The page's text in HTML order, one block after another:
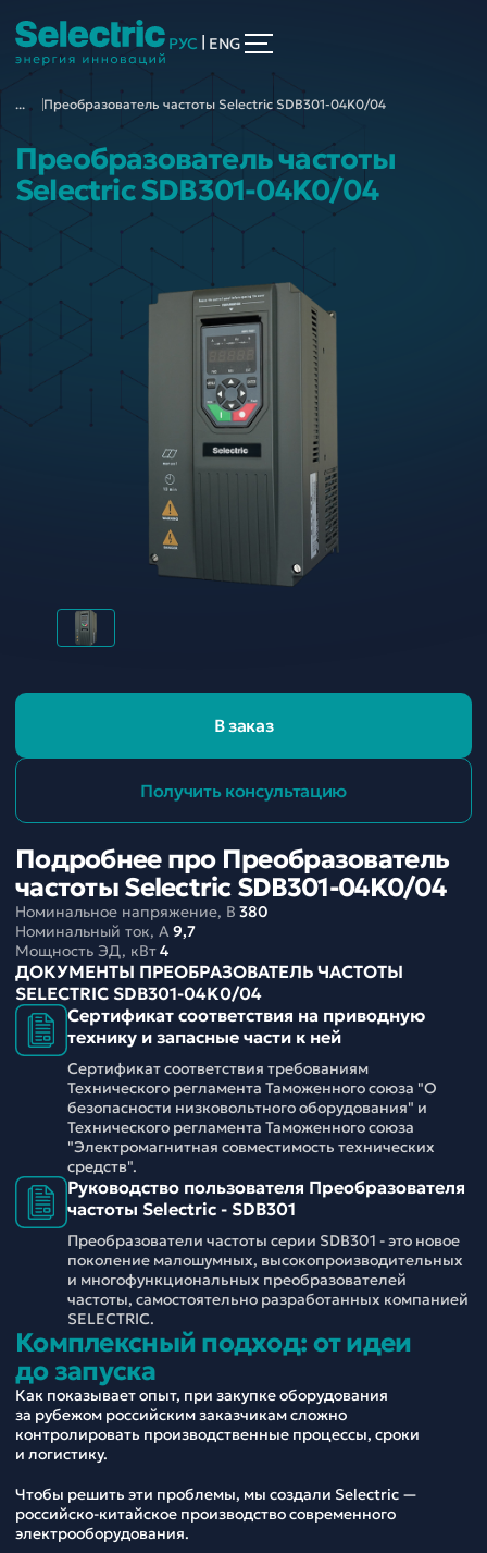
РУС ENG
... Преобразователь частоты Selectric SDB301-04K0/04
Преобразователь частоты
Selectric SDB301-04K0/04
В заказ
Получить консультацию
Подробнее про Преобразователь
частоты Selectric SDB301-04K0/04
Номинальное напряжение, В 380
Номинальный ток, A9,7
Мощность ЭД, кВт4
ДОКУМЕНТЫ ПРЕОБРАЗОВАТЕЛЬ ЧАСТОТЫ
SELECTRIC SDB301-04K0/04
Сертификат соответствия на приводную
технику и запасные части к ней
Сертификат соответствия требованиям
Технического регламента Таможенного союза "О
безопасности низковольтного оборудования" и
Технического регламента Таможенного союза
"Электромагнитная совместимость технических
средств".
Руководство пользователя Преобразователя
частоты Selectric - SDB301
Преобразователи частоты серии SDB301 - это новое
поколение малошумных, высокопроизводительных
и многофункциональных преобразователей
частоты, самостоятельно разработанных компанией
SELECTRIC.
Комплексный подход: от идеи
до запуска
Как показывает опыт, при закупке оборудования
за рубежом российским заказчикам сложно
контролировать производственные процессы, сроки
и логистику.
Чтобы решить эти проблемы, мы создали Selectric —
российско-китайское производство современного
электрооборудования.